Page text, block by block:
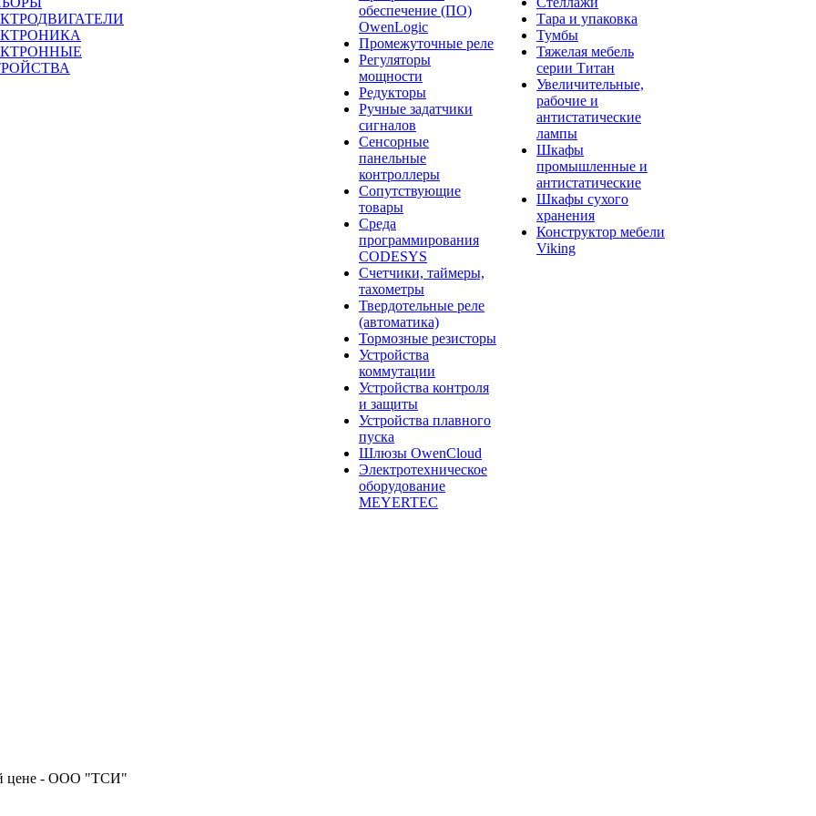
обеспечение (ПО)
OwenLogic
Промежуточные реле
Регуляторы
мощности
Редукторы
Ручные задатчики
сигналов
Сенсорные
панельные
контроллеры
Сопутствующие
товары
Среда
программирования
CODESYS
Счетчики, таймеры,
тахометры
Твердотельные реле
(автоматика)
Тормозные резисторы
Устройства
коммутации
Устройства контроля
и защиты
Устройства плавного
пуска
Шлюзы OwenCloud
Электротехническое
оборудование
MEYERTEC
Тара и упаковка
Тумбы
Тяжелая мебель
серии Титан
Увеличительные,
рабочие и
антистатические
лампы
Шкафы
промышленные и
антистатические
Шкафы сухого
хранения
Конструктор мебели
Viking
цене - ООО "ТСИ"